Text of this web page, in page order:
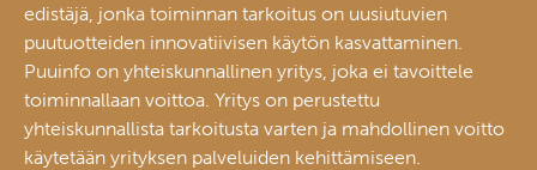
edistäjä, jonka toiminnan tarkoitus on uusiutuvien
puutuotteiden innovatiivisen käytön kasvattaminen.
Puuinfo on yhteiskunnallinen yritys, joka ei tavoittele
toiminnallaan voittoa. Yritys on perustettu
yhteiskunnallista tarkoitusta varten ja mahdollinen voitto
käytetään yrityksen palveluiden kehittämiseen.